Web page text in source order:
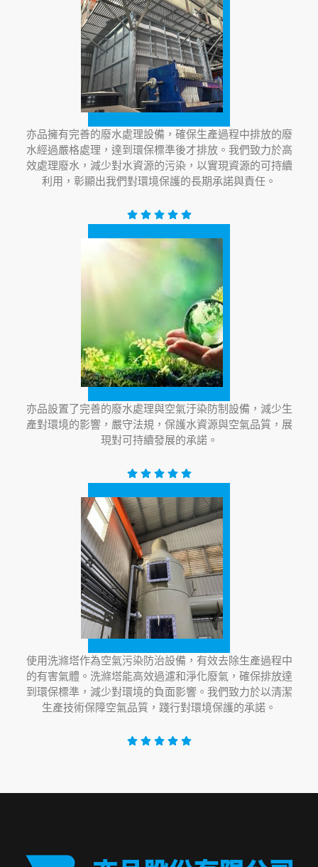
亦品擁有完善的廢水處理設備，確保生產過程中排放的廢
水經過嚴格處理，達到環保標準後才排放。我們致力於高
效處理廢水，減少對水資源的污染，以實現資源的可持續
利用，彰顯出我們對環境保護的長期承諾與責任。
亦品設置了完善的廢水處理與空氣汙染防制設備，減少生
產對環境的影響，嚴守法規，保護水資源與空氣品質，展
現對可持續發展的承諾。
使用洗滌塔作為空氣污染防治設備，有效去除生產過程中
的有害氣體。洗滌塔能高效過濾和淨化廢氣，確保排放達
到環保標準，減少對環境的負面影響。我們致力於以清潔
生產技術保障空氣品質，踐行對環境保護的承諾。